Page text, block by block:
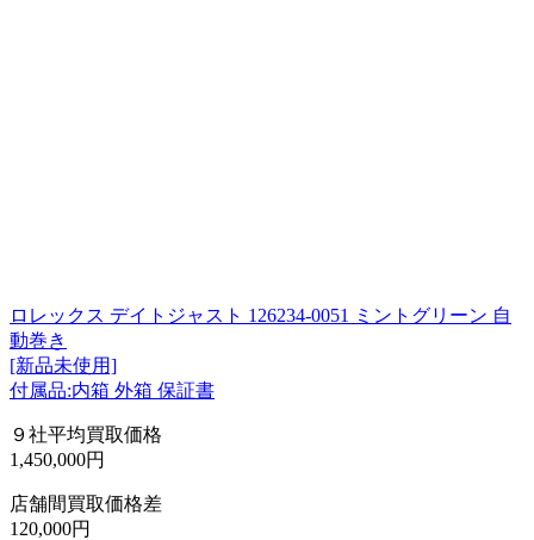
ロレックス デイトジャスト 126234-0051 ミントグリーン 自
動巻き
[新品未使用]
付属品:内箱 外箱 保証書
９社平均買取価格
1,450,000円
店舗間買取価格差
120,000円